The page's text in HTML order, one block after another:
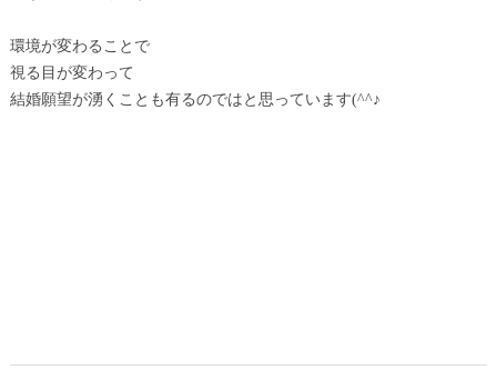
環境が変わることで
視る目が変わって
結婚願望が湧くことも有るのではと思っています(^^♪